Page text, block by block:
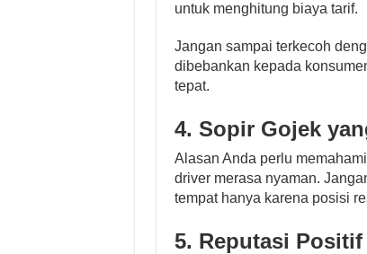
untuk menghitung biaya tarif.
Jangan sampai terkecoh
dibebankan kepada
tepat.
4. Sopir Gojek
Alasan Anda perlu
driver merasa nyaman.
tempat hanya karena posisi
5. Reputasi Positif